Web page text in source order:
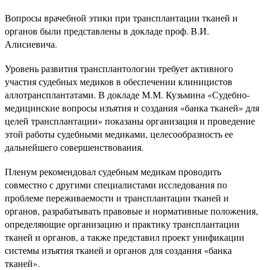
Вопросы врачебной этики при трансплантации тканей и
органов были представлены в докладе проф. В.И.
Алисиевича.
Уровень развития трансплантологии требует активного
участия судебных медиков в обеспечении клиницистов
аллотрансплантатами. В докладе М.М. Кузьмина «Судебно-
медицинские вопросы изъятия и создания «банка тканей» для
целей трансплантации» показаны организация и проведение
этой работы судебными медиками, целесообразность ее
дальнейшего совершенствования.
Пленум рекомендовал судебным медикам проводить
совместно с другими специалистами исследования по
проблеме переживаемости и трансплантации тканей и
органов, разрабатывать правовые и нормативные положения,
определяющие организацию и практику трансплантации
тканей и органов, а также представил проект унификации
системы изъятия тканей и органов для создания «банка
тканей».